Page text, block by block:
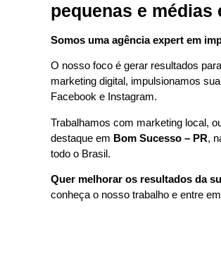
pequenas e médias
Somos uma agência expert em
O nosso foco é gerar resultados
marketing digital, impulsionamos
Facebook e Instagram.
Trabalhamos com marketing local,
destaque em Bom Sucesso – PR,
todo o Brasil.
Quer melhorar os resultados da
conheça o nosso trabalho e entre